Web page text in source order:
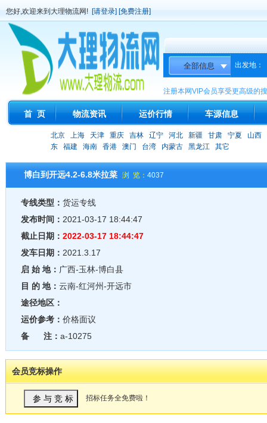
您好,欢迎来到大理物流网! [请登录] [免费注册]
出发地：
注册本网VIP会员享受更高级的
首 页 物流资讯 运价行情 车源信息
北京 上海 天津 重庆 吉林 辽宁 河北 新疆 甘肃 宁夏
山西
东
福建 海南 香港 澳门 台湾 内蒙古 黑龙江 其它
博白到开远4.2-6.8米拉菜 浏 览： 4037
专线类型： 货运专线
发布时间： 2021-03-17 18:44:47
截止日期： 2022-03-17 18:44:47
发车日期： 2021.3.17
启 始 地： 广西-玉林-博白县
目 的 地： 云南-红河州-开远市
途径地区：
运价参考： 价格面议
备 注： a-10275
会员竞标操作
招标任务全免费啦！